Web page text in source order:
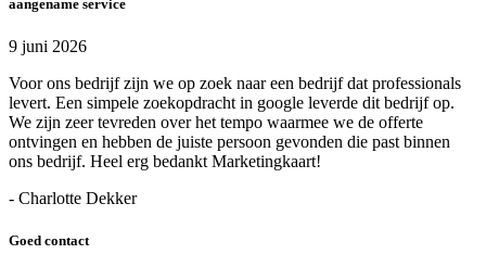
aangename service
9 juni 2026
Voor ons bedrijf zijn we op zoek naar een bedrijf dat professionals
levert. Een simpele zoekopdracht in google leverde dit bedrijf op.
We zijn zeer tevreden over het tempo waarmee we de offerte
ontvingen en hebben de juiste persoon gevonden die past binnen
ons bedrijf. Heel erg bedankt Marketingkaart!
- Charlotte Dekker
Goed contact